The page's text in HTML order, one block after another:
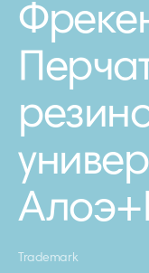
Trademark